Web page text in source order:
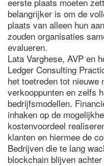
belangrijker is om de
plaats van alleen hun
zouden organisaties
evalueren.
Lata Varghese, AVP en
Ledger Consulting
het toetreden tot
verkooppunten en zelfs
bedrijfsmodellen.
inhaken op de
kostenvoordeel
klanten en hiermee de
Bedrijven die te lang
blockchain blijven